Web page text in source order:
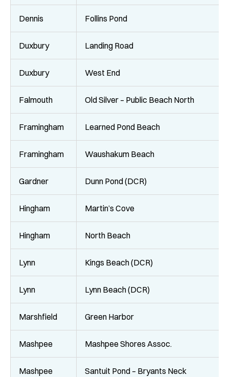
Dennis Follins Pond
Duxbury Landing Road
Duxbury West End
Falmouth Old Silver – Public Beach North
Framingham Learned Pond Beach
Framingham Waushakum Beach
Gardner Dunn Pond (DCR)
Hingham Martin’s Cove
Hingham North Beach
Lynn Kings Beach (DCR)
Lynn Lynn Beach (DCR)
Marshfield Green Harbor
Mashpee Mashpee Shores Assoc.
Mashpee Santuit Pond – Bryants Neck